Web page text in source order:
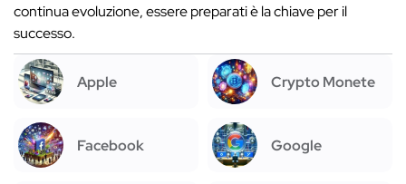
continua evoluzione, essere preparati è la chiave per il
successo.
Apple Crypto Monete
Facebook Google